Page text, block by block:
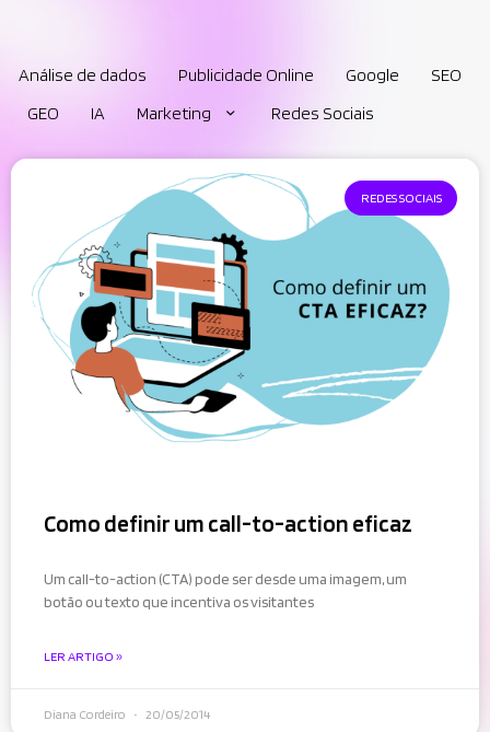
Análise de dados Publicidade Online Google
SEO
GEO
IA Marketing Redes Sociais
REDES SOCIAIS
Como definir um call-to-action eficaz
Um call-to-action (CTA) pode ser desde uma imagem, um
botão ou texto que incentiva os visitantes
LER ARTIGO »
Diana Cordeiro 20/05/2014